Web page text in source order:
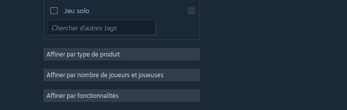
Jeu solo
Simulation
Stratégie
3D
Affiner par type de produit
Affiner par nombre de joueurs et joueuses
Affiner par fonctionnalités